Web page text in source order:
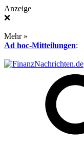
Anzeige
❌
Mehr »
Ad hoc-Mitteilungen: